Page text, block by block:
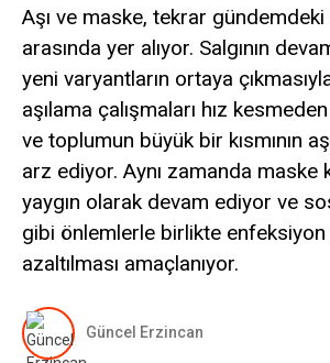
Aşı ve maske, tekrar
arasında yer alıyor. Salgının
yeni varyantların ortaya
aşılama çalışmaları hız
ve toplumun büyük bir kısmının
arz ediyor. Aynı zamanda maske
yaygın olarak devam ediyor ve
gibi önlemlerle birlikte enfeksiyon
azaltılması amaçlanıyor.
Güncel Erzincan